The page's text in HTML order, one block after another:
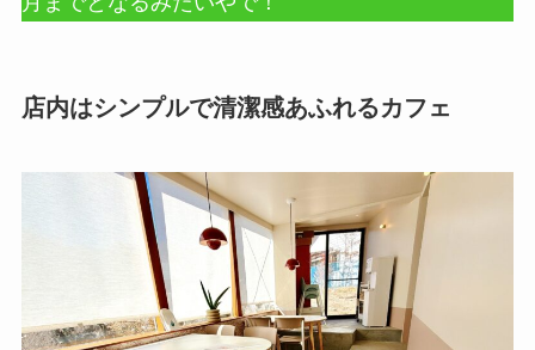
店内はシンプルで清潔感あふれるカフェ